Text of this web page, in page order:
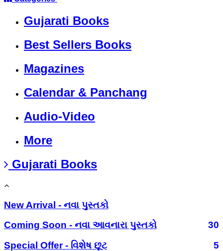
Gujarati Books
Best Sellers Books
Magazines
Calendar & Panchang
Audio-Video
More
Gujarati Books
New Arrival - નવા પુસ્તકો
Coming Soon - નવા આવનારા પુસ્તકો
30
Special Offer - વિશેષ છૂટ
5